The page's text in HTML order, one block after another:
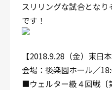
スリリングな試合とな
です！
【2018.9.28（金）東日
会場：後楽園ホール／
■ウェルター級４回戦〔